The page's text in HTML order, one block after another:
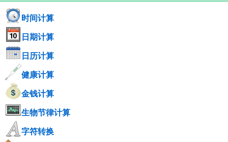
时间计算
日期计算
日历计算
健康计算
金钱计算
生物节律计算
字符转换